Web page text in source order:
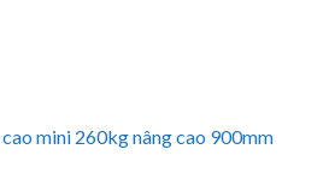
mini 260kg nâng cao 900mm